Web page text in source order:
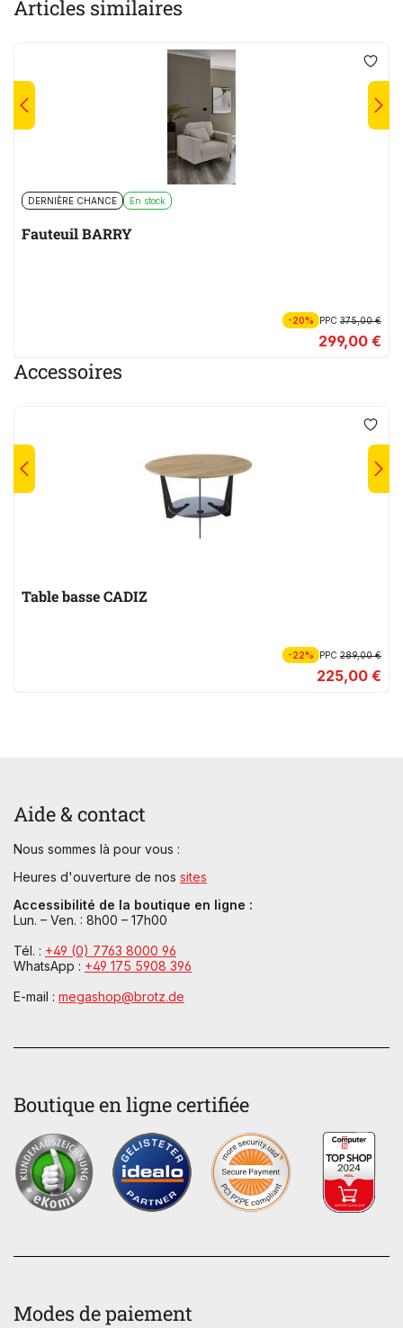
Articles similaires
DERNIÈRE CHANCE En stock
Fauteuil BARRY
-20% PPC375,00 €
299,00 €
Accessoires
Table basse CADIZ
-22% PPC289,00 €
225,00 €
Aide & contact
Nous sommes là pour vous :
Heures d'ouverture de nos sites
Accessibilité de la boutique en ligne :
Lun. – Ven. : 8h00 – 17h00
Tél. : +49 (0) 7763 8000 96
WhatsApp : +49 175 5908 396
E-mail : megashop@brotz.de
Boutique en ligne certifiée
Modes de paiement